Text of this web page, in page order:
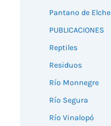
Pantano de Elche
PUBLICACIONES
Reptiles
Residuos
Río Monnegre
Río Segura
Río Vinalopó